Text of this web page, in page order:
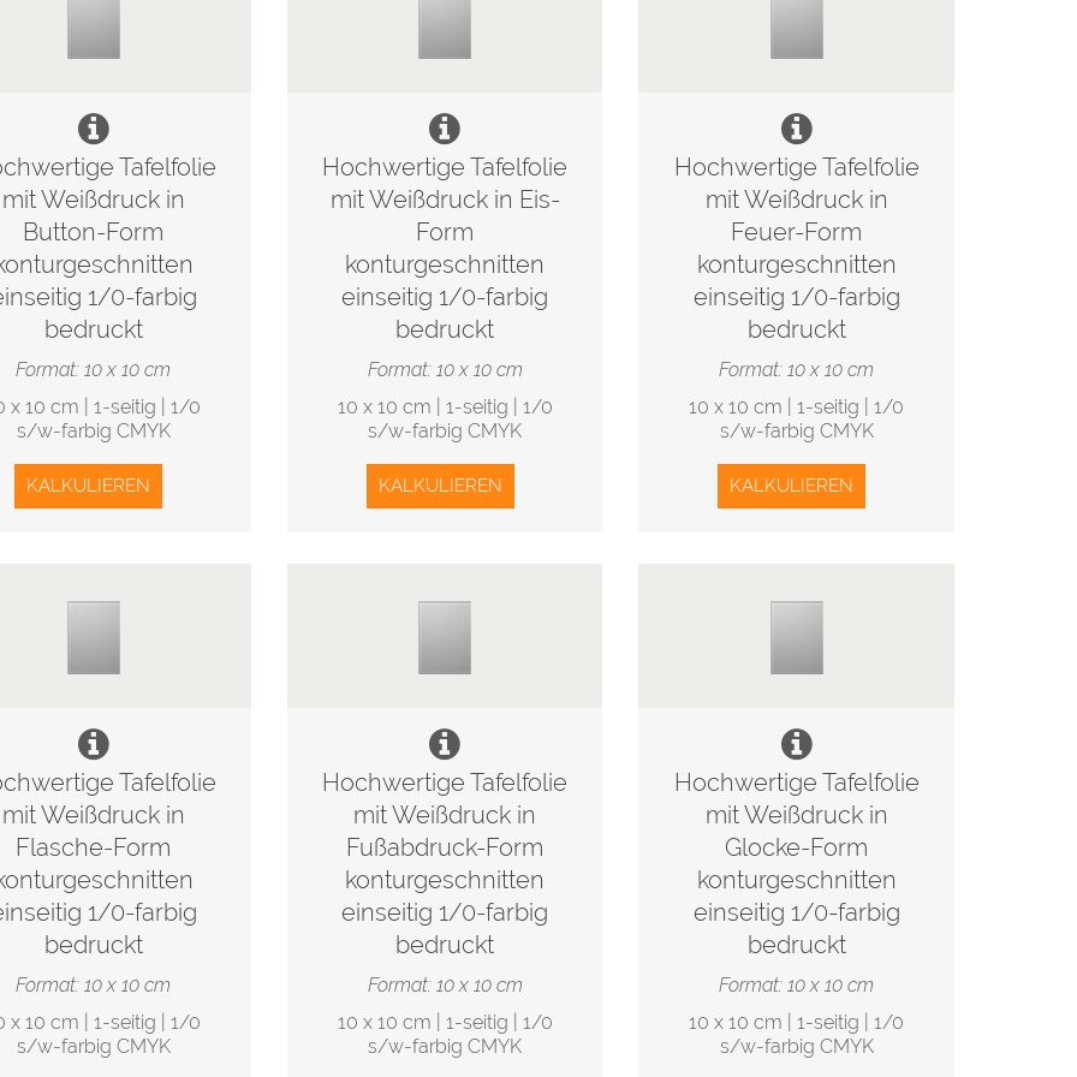
Tafelfolie
mit Weißdruck in
Button-Form
1/0-farbig
bedruckt
Format: 10 x 10 cm
x 10 cm | 1-seitig | 1/0
s/w-farbig CMYK
KALKULIEREN
Hochwertige Tafelfolie
mit Weißdruck in Eis-
Form
konturgeschnitten
einseitig 1/0-farbig
bedruckt
Format: 10 x 10 cm
10 x 10 cm | 1-seitig | 1/0
s/w-farbig CMYK
KALKULIEREN
Hochwertige Tafelfolie
mit Weißdruck in
Feuer-Form
konturgeschnitten
einseitig 1/0-farbig
bedruckt
Format: 10 x 10 cm
10 x 10 cm | 1-seitig | 1/0
s/w-farbig CMYK
KALKULIEREN
Tafelfolie
mit Weißdruck in
Flasche-Form
1/0-farbig
bedruckt
Format: 10 x 10 cm
x 10 cm | 1-seitig | 1/0
s/w-farbig CMYK
Hochwertige Tafelfolie
mit Weißdruck in
Fußabdruck-Form
konturgeschnitten
einseitig 1/0-farbig
bedruckt
Format: 10 x 10 cm
10 x 10 cm | 1-seitig | 1/0
s/w-farbig CMYK
Hochwertige Tafelfolie
mit Weißdruck in
Glocke-Form
konturgeschnitten
einseitig 1/0-farbig
bedruckt
Format: 10 x 10 cm
10 x 10 cm | 1-seitig | 1/0
s/w-farbig CMYK